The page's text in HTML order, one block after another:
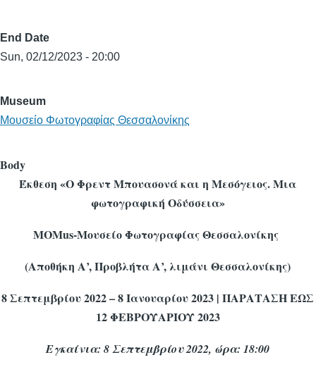
End Date
Sun, 02/12/2023 - 20:00
Museum
Μουσείο Φωτογραφίας Θεσσαλονίκης
Body
Έκθεση «Ο Φρεντ Μπουασονά και η Μεσόγειος. Μια
φωτογραφική Οδύσσεια»
MOMus-Μουσείο Φωτογραφίας Θεσσαλονίκης
(Αποθήκη Α’, Προβλήτα Α’, λιμάνι Θεσσαλονίκης)
8 Σεπτεμβρίου 2022 – 8 Ιανουαρίου 2023 | ΠΑΡΑΤΑΣΗ ΕΩΣ
12 ΦΕΒΡΟΥΑΡΙΟΥ 2023
Εγκαίνια: 8 Σεπτεμβρίου 2022, ώρα: 18:00